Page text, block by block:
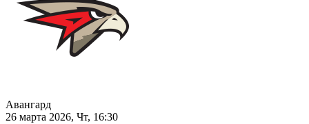
Авангард
26 марта 2026, Чт, 16:30